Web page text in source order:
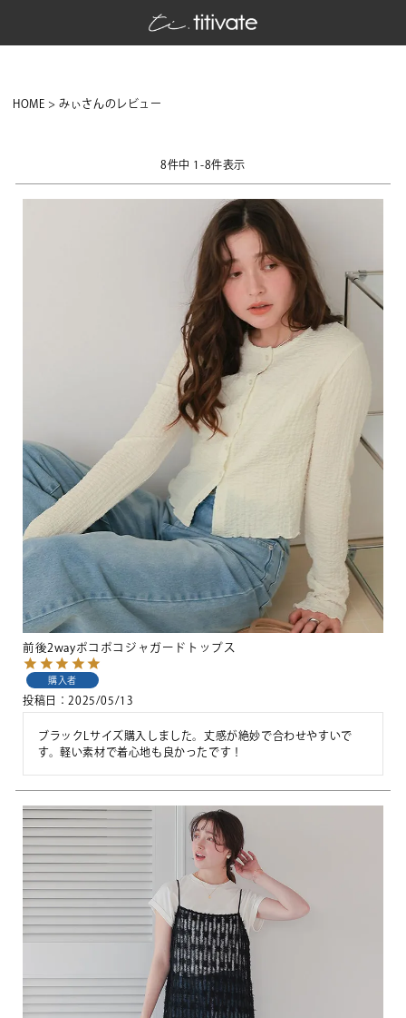
HOME みぃさんのレビュー
8件中 1 -8件表示
前後2wayポコポコジャガードトップス
購入者
投稿日 2025/05/13
ブラックLサイズ購入しました。丈感が絶妙で合わせやすいで
す。軽い素材で着心地も良かったです！